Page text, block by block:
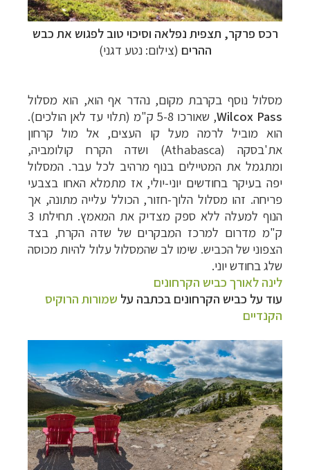
רכס פרקר, תצפית נפלאה וסיכוי טוב לפגוש את כבש
ההרים (צילום: נטע דגני)
מסלול נוסף בקרבת מקום, נהדר אף הוא, הוא מסלול
Wilcox Pass
, שאורכו 5-8 ק"מ (תלוי עד לאן הולכים).
הוא מוביל לרמה מעל קו העצים, אל מול קרחון
את'בסקה (Athabasca) ושדה הקרח קולומביה,
ומתגמל את המטיילים בנוף מרהיב לכל עבר. המסלול
יפה בעיקר בחודשים יוני-יולי, אז מתמלא האחו בצבעי
פריחה. זהו מסלול הלוך-חזור, הכולל עלייה מתונה, אך
הנוף למעלה ללא ספק מצדיק את המאמץ. תחילתו 3
ק"מ מדרום למרכז המבקרים של שדה הקרח, בצד
הצפוני של הכביש. שימו לב שהמסלול עלול להיות מכוסה
שלג בחודש יוני.
לינה לאורך כביש הקרחונים
עוד על כביש הקרחונים בכתבה על שמורות הרוקיס
הקנדיים
תכנוןטיולים לדרום ומרכז אמריקה לחצו לרשימת
היעדים »
קרוזים והפלגות נופש
לחצו לרשימת היעדים »